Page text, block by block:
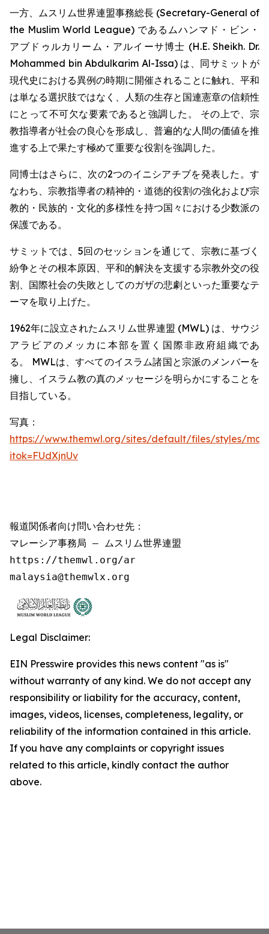
一方、ムスリム世界連盟事務総長 (Secretary-General of
the Muslim World League) であるムハンマド・ビン・
アブドゥルカリーム・アルイーサ博士 (H.E. Sheikh. Dr.
Mohammed bin Abdulkarim Al-Issa) は、同サミットが
現代史における異例の時期に開催されることに触れ、平和
は単なる選択肢ではなく、人類の生存と国連憲章の信頼性
にとって不可欠な要素であると強調した。 その上で、宗
教指導者が社会の良心を形成し、普遍的な人間の価値を推
進する上で果たす極めて重要な役割を強調した。
同博士はさらに、次の2つのイニシアチブを発表した。す
なわち、宗教指導者の精神的・道徳的役割の強化および宗
教的・民族的・文化的多様性を持つ国々における少数派の
保護である。
サミットでは、5回のセッションを通じて、宗教に基づく
紛争とその根本原因、平和的解決を支援する宗教外交の役
割、国際社会の失敗としてのガザの悲劇といった重要なテ
ーマを取り上げた。
1962年に設立されたムスリム世界連盟 (MWL) は、サウジ
アラビアのメッカに本部を置く国際非政府組織であ
る。 MWLは、すべてのイスラム諸国と宗派のメンバーを
擁し、イスラム教の真のメッセージを明らかにすることを
目指している。
写真：
https://www.themwl.org/sites/default/files/styles/
itok=FUdXjnUv
報道関係者向け問い合わせ先：
マレーシア事務局 – ムスリム世界連盟
https://themwl.org/ar
malaysia@themwlx.org
Legal Disclaimer:
EIN Presswire provides this news content "as is"
without warranty of any kind. We do not accept any
responsibility or liability for the accuracy, content,
images, videos, licenses, completeness, legality, or
reliability of the information contained in this article.
If you have any complaints or copyright issues
related to this article, kindly contact the author
above.